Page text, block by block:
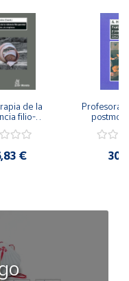
de la
filio-
y la
€